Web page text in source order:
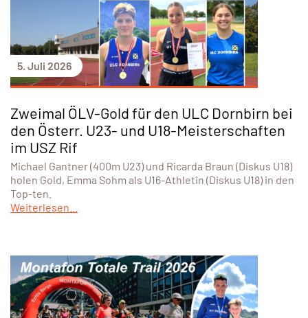
5. Juli 2026
Zweimal ÖLV-Gold für den ULC Dornbirn bei
den Österr. U23- und U18-Meisterschaften
im USZ Rif
Michael Gantner (400m U23) und Ricarda Braun (Diskus U18)
holen Gold, Emma Sohm als U16-Athletin (Diskus U18) in den
Top-ten.
Weiterlesen...